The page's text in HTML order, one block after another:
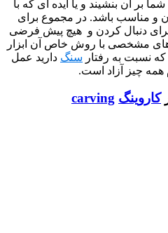
و یا ایده ای که با
در مجموع برای
و هیچ پیش فرضی
با روش خاص آن ابزار
رفتارسنگ دارید عمل
است.
carving